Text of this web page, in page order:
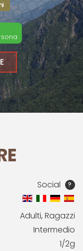
Social ?
Adulti, Ragazzi
Intermedio
1/2g